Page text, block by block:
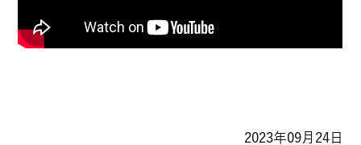
2023年09月24日